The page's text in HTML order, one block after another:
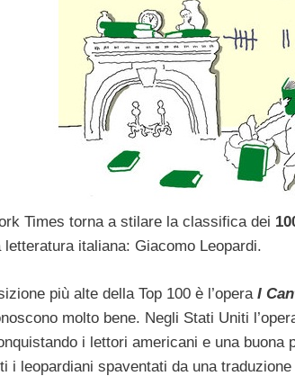
Times torna a stilare la classifica dei
italiana: Giacomo Leopardi.
più alte della Top 100 è l’operaI
molto bene. Negli Stati Uniti
i lettori americani e una
i leopardiani spaventati da una